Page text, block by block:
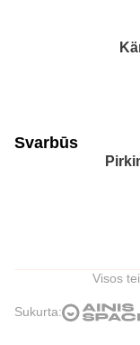
Svarbūs
Visos
Sukurta: